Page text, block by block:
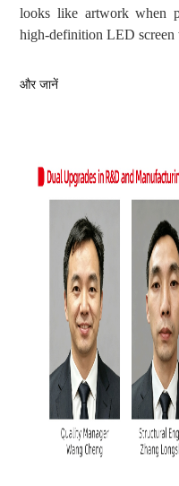
looks like artwork when
high-definition LED screen
और जानें